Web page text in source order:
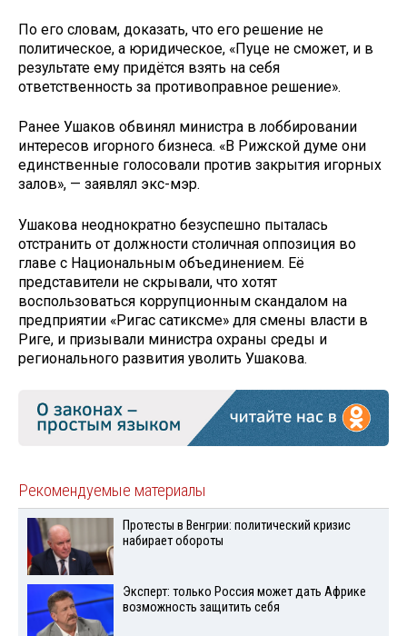
По его словам, доказать, что его решение не
политическое, а юридическое, «Пуце не сможет, и в
результате ему придётся взять на себя
ответственность за противоправное решение».
Ранее Ушаков обвинял министра в лоббировании
интересов игорного бизнеса. «В Рижской думе они
единственные голосовали против закрытия игорных
залов», — заявлял экс-мэр.
Ушакова неоднократно безуспешно пыталась
отстранить от должности столичная оппозиция во
главе с Национальным объединением. Её
представители не скрывали, что хотят
воспользоваться коррупционным скандалом на
предприятии «Ригас сатиксме» для смены власти в
Риге, и призывали министра охраны среды и
регионального развития уволить Ушакова.
Рекомендуемые материалы
Протесты в Венгрии: политический кризис
набирает обороты
Эксперт: только Россия может дать Африке
возможность защитить себя